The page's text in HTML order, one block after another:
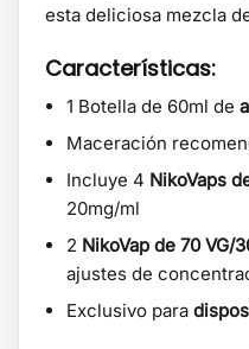
esta deliciosa mezcla
Características:
1 Botella de 60ml de
Maceración
Incluye 4 NikoVaps
20mg/ml
2 NikoVap de 70 VG/
ajustes de
Exclusivo para